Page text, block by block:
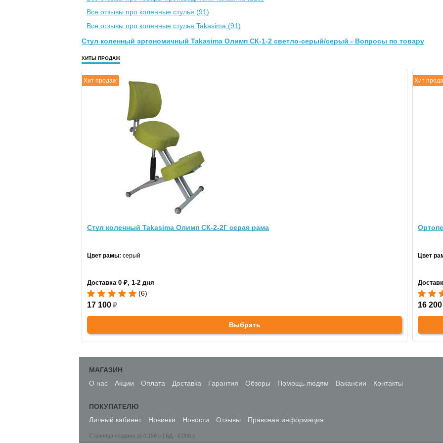
Все отзывы про коленные стулья (91)
Все отзывы про коленные стулья Takasima (91)
Стул коленный эргономичный Takasima Олимп СК-1-2 светло-серый/серый - Вопросы по товару
ХИТЫ ПРОДАЖ
Хит продаж
Стул коленный Takasima Олимп СК-2-2Г серая рама
Цвет рамы: серый
Доставка 0 ₽, 1-2 дня
(6)
17 100₽
Выбрать
Хит
Цвет
16 200
МАГАЗИН
О нас
Акции Оплата Доставка Гарантия Обзоры Помощь людям Вакансии Контакты
ПОКУПАТЕЛЮ
Личный кабинет
Новинки Новости Отзывы Правовая информация
Страница создана за 0.158 с | БД - 0.090 с